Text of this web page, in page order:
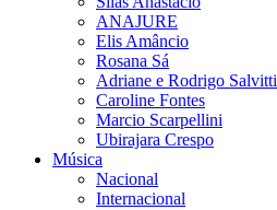
ANAJURE
Elis Amâncio
Rosana Sá
Adriane e Rodrigo Salvitti
Caroline Fontes
Marcio Scarpellini
Ubirajara Crespo
Música
Nacional
Internacional